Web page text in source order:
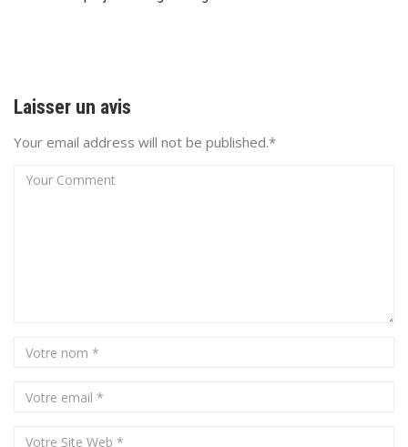
Laisser un avis
Your email address will not be published.*